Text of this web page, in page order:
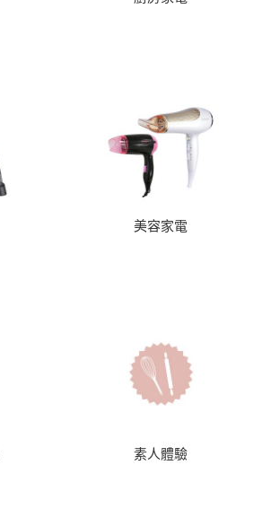
美容家電
素人體驗